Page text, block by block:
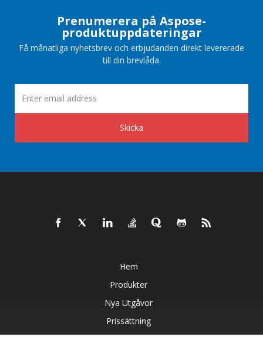
Prenumerera på Aspose-
produktuppdateringar
Få månatliga nyhetsbrev och erbjudanden direkt levererade
till din brevlåda.
Skicka
Hem
Produkter
Nya Utgåvor
Prissättning